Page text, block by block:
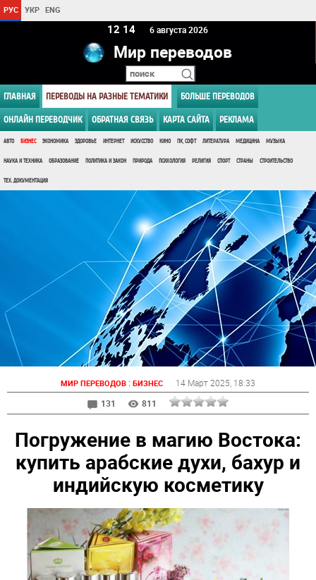
РУС УКР ENG
12:14 6 августа 2026
Мир переводов
ГЛАВНАЯ ПЕРЕВОДЫ НА РАЗНЫЕ ТЕМАТИКИ БОЛЬШЕ ПЕРЕВОДОВ
ОНЛАЙН ПЕРЕВОДЧИК ОБРАТНАЯ СВЯЗЬ КАРТА САЙТА РЕКЛАМА
АВТО БИЗНЕС ЭКОНОМИКА ЗДОРОВЬЕ ИНТЕРНЕТ ИСКУССТВО КИНО ПК, СОФТ ЛИТЕРАТУРА МЕДИЦИНА МУЗЫКА
НАУКА И ТЕХНИКА ОБРАЗОВАНИЕ ПОЛИТИКА И ЗАКОН ПРИРОДА ПСИХОЛОГИЯ РЕЛИГИЯ СПОРТ СТРАНЫ СТРОИТЕЛЬСТВО
ТЕХ. ДОКУМЕНТАЦИЯ
МИР ПЕРЕВОДОВ : БИЗНЕС 14 Март 2025 , 18:33
131
811
Погружение в магию Востока:
купить арабские духи, бахур и
индийскую косметику